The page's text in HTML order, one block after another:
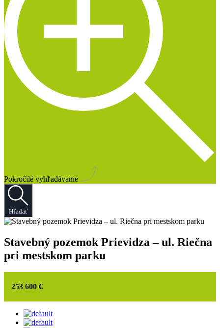
Pokročilé vyhľadávanie
Hľadať
Stavebný pozemok Prievidza – ul. Riečna
pri mestskom parku
253 600 €